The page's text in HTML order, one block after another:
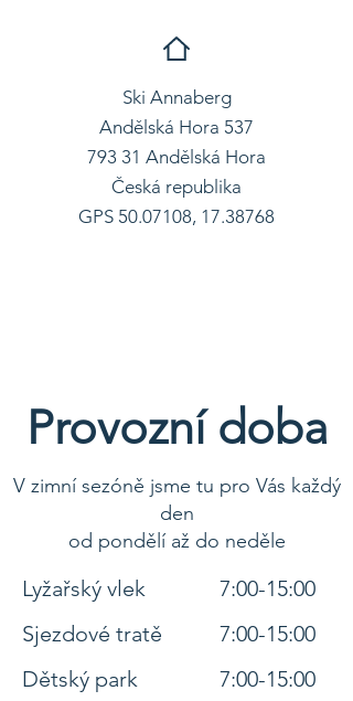
Ski Annaberg
Andělská Hora 537
793 31 Andělská Hora
Česká republika
GPS 50.07108, 17.38768
Provozní doba
V zimní sezóně jsme tu pro Vás každý
den
od pondělí až do neděle
Lyžařský vlek
Sjezdové tratě
Dětský park
7:00-15:00
7:00-15:00
7:00-15:00